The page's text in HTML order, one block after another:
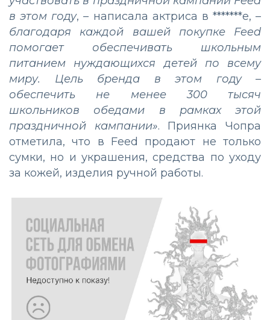
в этом году,– написала актриса в *******е, –
благодаря каждой вашей покупке Feed
помогает обеспечивать школьным
питанием нуждающихся детей по всему
миру. Цель бренда в этом году –
обеспечить не менее 300 тысяч
школьников обедами в рамках этой
праздничной кампании». Приянка Чопра
отметила, что в Feed продают не только
сумки, но и украшения, средства по уходу
за кожей, изделия ручной работы.